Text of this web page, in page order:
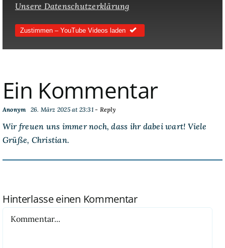
Unsere Datenschutzerklärung
Zustimmen – YouTube Videos laden
Ein Kommentar
Anonym 26. März 2025 at 23:31- Reply
Wir freuen uns immer noch, dass ihr dabei wart! Viele
Grüße, Christian.
Hinterlasse einen Kommentar
Kommentar